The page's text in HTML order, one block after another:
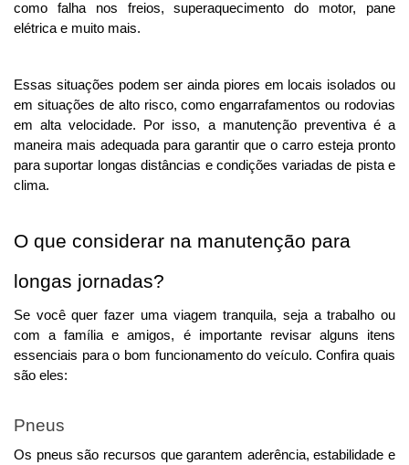
como falha nos freios, superaquecimento do motor, pane
elétrica e muito mais.
Essas situações podem ser ainda piores em locais isolados ou
em situações de alto risco, como engarrafamentos ou rodovias
em alta velocidade.
Por isso, a manutenção preventiva é a
maneira mais adequada para garantir que o carro esteja pronto
para suportar longas distâncias e condições variadas de pista e
clima.
O que considerar na manutenção para
longas jornadas?
Se você quer fazer uma viagem tranquila, seja a trabalho ou
com a família e amigos, é importante revisar alguns itens
essenciais para o bom funcionamento do veículo. Confira quais
são eles:
Pneus
Os pneus são recursos que garantem aderência, estabilidade e